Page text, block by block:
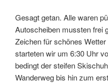
Gesagt getan. Alle waren
Autoscheiben mussten frei
Zeichen für schönes
starteten wir um 6:30 Uhr
bedingt der steifen
Wanderweg bis hin zum